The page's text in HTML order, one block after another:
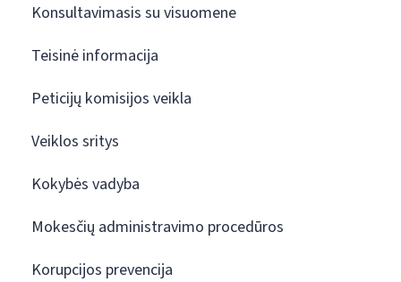
Konsultavimasis su visuomene
Teisinė informacija
Peticijų komisijos veikla
Veiklos sritys
Kokybės vadyba
Mokesčių administravimo procedūros
Korupcijos prevencija